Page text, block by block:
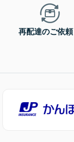
再配達のご依頼